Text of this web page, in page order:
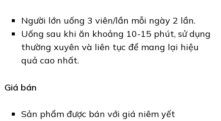
Người lớn uống 3 viên/lần mỗi ngày 2 lần.
Uống sau khi ăn khoảng 10-15 phút, sử dụng
thường xuyên và liên tục để mang lại hiệu
quả cao nhất.
Giá bán
Sản phẩm được bán với giá niêm yết